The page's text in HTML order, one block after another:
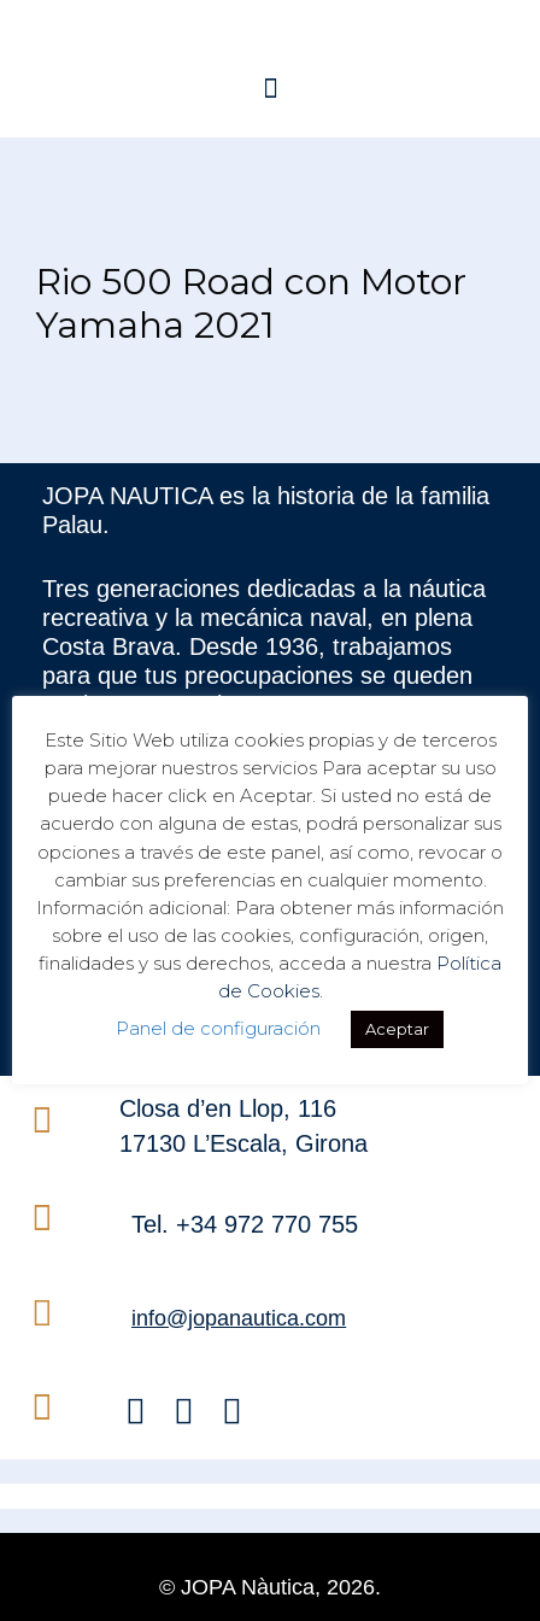
Rio 500 Road con Motor
Yamaha 2021
JOPA NAUTICA es la historia de la familia
Palau.
Tres generaciones dedicadas a la náutica
recreativa y la mecánica naval, en plena
Costa Brava. Desde 1936, trabajamos
para que tus preocupaciones se queden
en tierra y cumplas tu sueño: navegar.
Representantes oficiales autorizados de los
motores:
Yamaha, Evinrude, Honda Marine,Tohatsu,
motores eléctricos Torqeedo, Yanmar, Vetus y
Mercruiser.
Representantes oficiales autorizados de los
Narwhal, BWA, BMA, Dubhe y 3D Tender
Closa d’en Llop, 116
17130 L’Escala, Girona
Tel. +34 972 770 755
info@jopanautica.com
© JOPA Nàutica, 2026.
Este Sitio Web utiliza cookies propias y de terceros
para mejorar nuestros servicios Para aceptar su uso
puede hacer click en Aceptar. Si usted no está de
acuerdo con alguna de estas, podrá personalizar sus
opciones a través de este panel, así como, revocar o
cambiar sus preferencias en cualquier momento.
Información adicional: Para obtener más información
sobre el uso de las cookies, configuración, origen,
finalidades y sus derechos, acceda a nuestra Política
de Cookies.
Panel de configuración
Aceptar